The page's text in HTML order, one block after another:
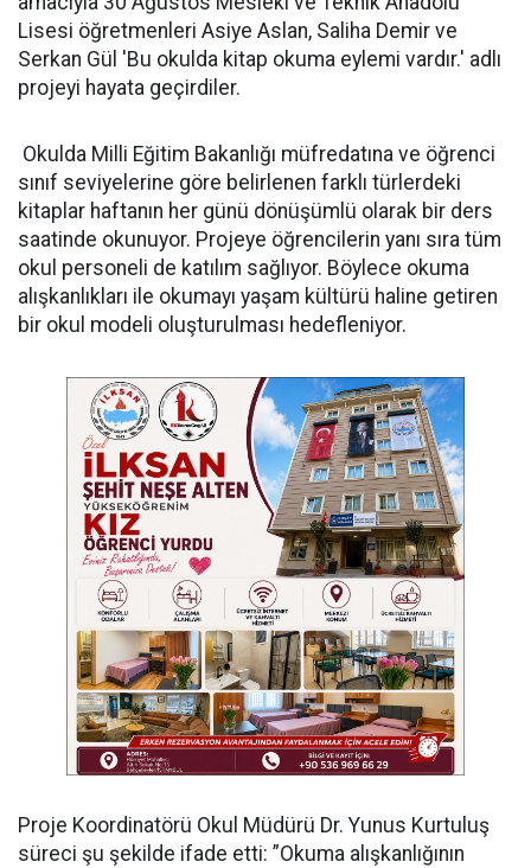
Lisesi öğretmenleri Asiye Aslan, Saliha Demir ve
Serkan Gül 'Bu okulda kitap okuma eylemi vardır.' adlı
projeyi hayata geçirdiler.
Okulda Milli Eğitim Bakanlığı müfredatına ve öğrenci
sınıf seviyelerine göre belirlenen farklı türlerdeki
kitaplar haftanın her günü dönüşümlü olarak bir ders
saatinde okunuyor. Projeye öğrencilerin yanı sıra tüm
okul personeli de katılım sağlıyor. Böylece okuma
alışkanlıkları ile okumayı yaşam kültürü haline getiren
bir okul modeli oluşturulması hedefleniyor.
Proje Koordinatörü Okul Müdürü Dr. Yunus Kurtuluş
süreci şu şekilde ifade etti: ”Okuma alışkanlığının